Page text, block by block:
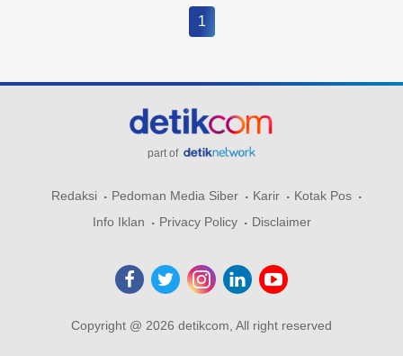
1
part of
Redaksi Pedoman Media Siber Karir
Kotak Pos
Info Iklan
Privacy Policy Disclaimer
Copyright @ 2026 detikcom, All right reserved